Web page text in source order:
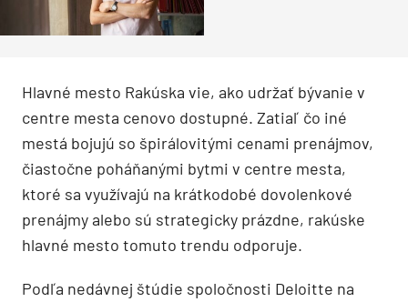
Hlavné mesto Rakúska vie, ako udržať bývanie v
centre mesta cenovo dostupné. Zatiaľ čo iné
mestá bojujú so špirálovitými cenami prenájmov,
čiastočne poháňanými bytmi v centre mesta,
ktoré sa využívajú na krátkodobé dovolenkové
prenájmy alebo sú strategicky prázdne, rakúske
hlavné mesto tomuto trendu odporuje.
Podľa nedávnej štúdie spoločnosti Deloitte na